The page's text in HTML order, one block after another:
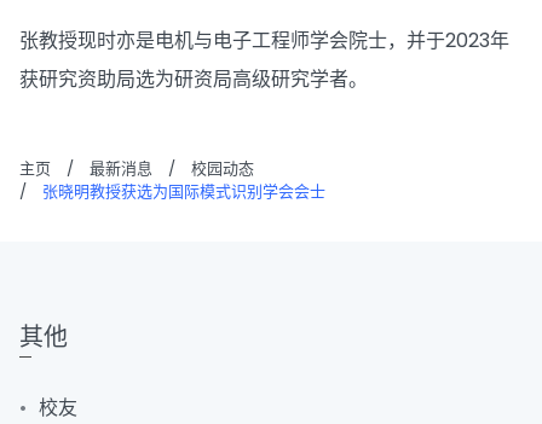
张教授现时亦是电机与电子工程师学会院士，并于2023年
获研究资助局选为研资局高级研究学者。
主页 / 最新消息 /
校园动态
/
张晓明教授获选为国际模式识别学会会士
其他
校友